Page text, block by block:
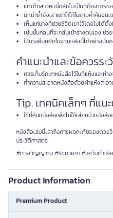
แต่เด็กสาวคนนี้กลับไม่เป็นที่ต้องการข
มิหนำซ้ำยังเอาแต่ร่ำไห้ในยามค่ำคืนจนเ
เห็นแก่นางที่ช่วยชีวิตเขาไว้โดยไม่ได้ตั้ง
เช่นนั้นก่อนที่จะกลับเข้าร่างตนเอง ช่ว
ให้นางยืนหยัดในจวนหลังนี้ได้อย่างมั่น
คำแนะนำและข้อควรระ
ควรเก็บรักษาหนังสือไว้ในที่แห้งและห่า
ทำความสะอาดหนังสือด้วยผ้าแห้งสะอ
Tip. เทคนิคเล็กๆ ที่แน
ใช้ที่คั่นหนังสือเพื่อไม่ให้เสียหน้าหนังสื
หนังสือเล่มนี้เล่าถึงการผจญภัยของดว
ประวัติศาสตร์
#ดวงวิญญาณ #รัชทายาท #แคว้นต้าเยี
Product Information
Premium Product